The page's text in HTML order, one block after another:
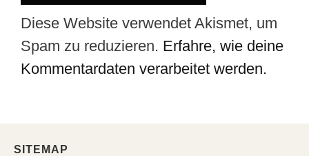
Diese Website verwendet Akismet, um
Spam zu reduzieren. Erfahre, wie deine
Kommentardaten verarbeitet werden.
SITEMAP